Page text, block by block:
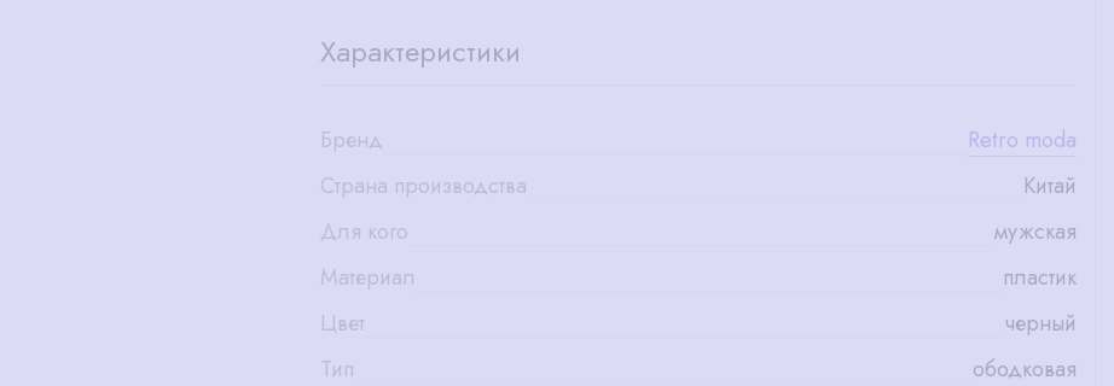
Характеристики
Бренд
Retro moda
Страна производства
Китай
Для кого
мужская
Материал
пластик
Цвет
черный
Тип
ободковая